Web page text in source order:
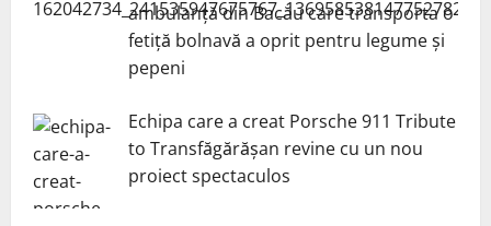
ambulanță din Bacău care transporta o
fetiță bolnavă a oprit pentru legume și
pepeni
Echipa care a creat Porsche 911 Tribute
to Transfăgărășan revine cu un nou
proiect spectaculos